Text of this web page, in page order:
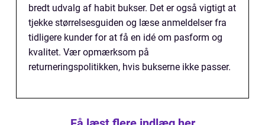
bredt udvalg af habit bukser. Det er også vigtigt at
tjekke størrelsesguiden og læse anmeldelser fra
tidligere kunder for at få en idé om pasform og
kvalitet. Vær opmærksom på
returneringspolitikken, hvis bukserne ikke passer.